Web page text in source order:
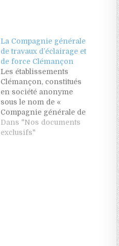
La Compagnie générale
de travaux d’éclairage et
de force Clémançon
Les établissements
Clémançon, constitués
en société anonyme
sous le nom de «
Compagnie générale de
travaux d’éclairage et de
force » en 1892, ont pour
Dans "Nos documents
exclusifs"